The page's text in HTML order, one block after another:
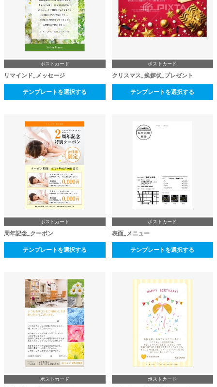
ポストカード
リマインド_メッセージ
テンプレートを選択する
ポストカード
クリスマス_挨拶状_プレゼント
テンプレートを選択する
ポストカード
周年記念_クーポン
テンプレートを選択する
ポストカード
表面_メニュー
テンプレートを選択する
ポストカード ポストカード